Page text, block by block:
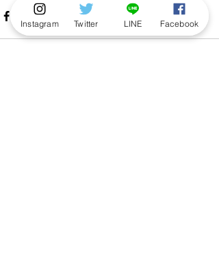
Instagram Twitter LINE Facebook